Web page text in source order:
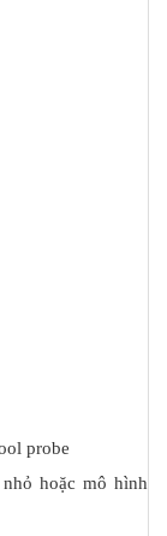
probe
hoặc mô hình